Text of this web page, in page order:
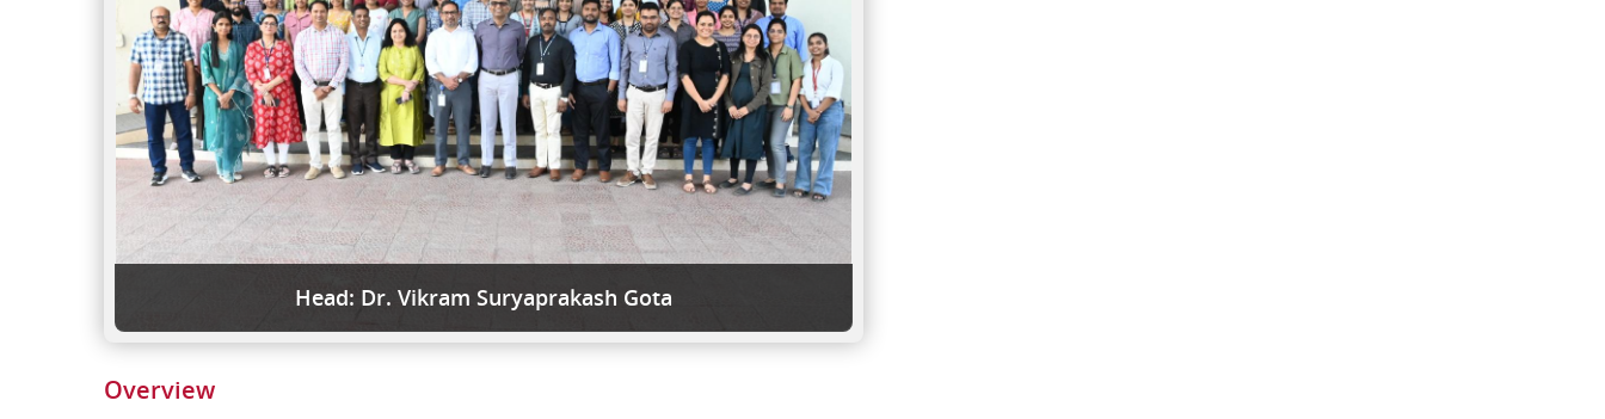
Head: Dr. Vikram Suryaprakash Gota
Overview